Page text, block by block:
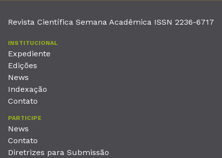
Revista Científica Semana Acadêmica ISSN 2236-6717
INSTITUCIONAL
Expediente
Edições
News
Indexação
Contato
PARTICIPE
News
Contato
Diretrizes para Submissão